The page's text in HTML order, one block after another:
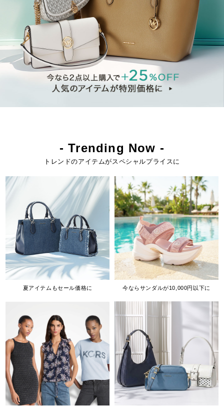
- Trending Now -
トレンドのアイテムがスペシャルプライスに
夏アイテムもセール価格に 今ならサンダルが10,000円以下に